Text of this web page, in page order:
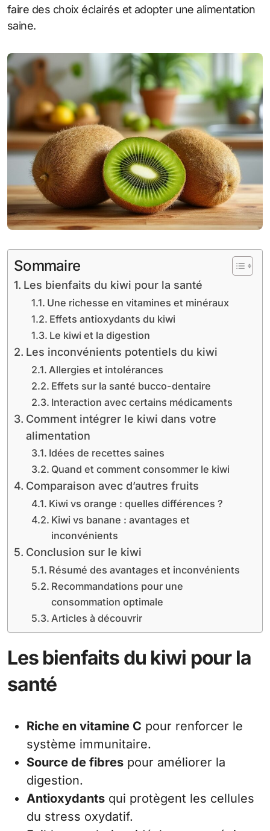
faire des choix éclairés et adopter une alimentation
saine.
Sommaire
Les bienfaits du kiwi pour la santé
Une richesse en vitamines et minéraux
Effets antioxydants du kiwi
Le kiwi et la digestion
Les inconvénients potentiels du kiwi
Allergies et intolérances
Effets sur la santé bucco-dentaire
Interaction avec certains médicaments
Comment intégrer le kiwi dans votre
alimentation
Idées de recettes saines
Quand et comment consommer le kiwi
Comparaison avec d’autres fruits
Kiwi vs orange : quelles différences ?
Kiwi vs banane : avantages et
inconvénients
Conclusion sur le kiwi
Résumé des avantages et inconvénients
Recommandations pour une
consommation optimale
Articles à découvrir
Les bienfaits du kiwi pour la
santé
Riche en vitamine C pour renforcer le
système immunitaire.
Source de fibres pour améliorer la
digestion.
Antioxydants qui protègent les cellules
du stress oxydatif.